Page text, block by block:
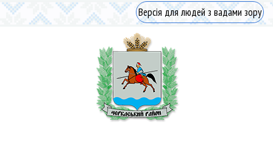
Версія для людей з вадами зору